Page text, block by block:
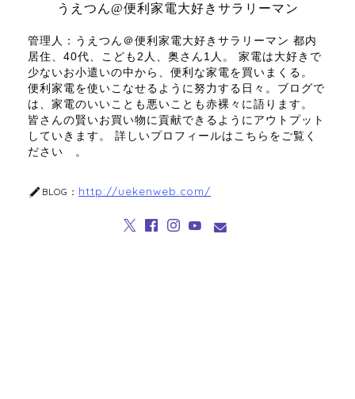
うえつん@便利家電大好きサラリーマン
管理人：うえつん＠便利家電大好きサラリーマン 都内
居住、40代、こども2人、奥さん1人。 家電は大好きで
少ないお小遣いの中から、便利な家電を買いまくる。
便利家電を使いこなせるように努力する日々。ブログで
は、家電のいいことも悪いことも赤裸々に語ります。
皆さんの賢いお買い物に貢献できるようにアウトプット
していきます。 詳しいプロフィールはこちらをご覧く
ださい 。
BLOG： http://uekenweb.com/